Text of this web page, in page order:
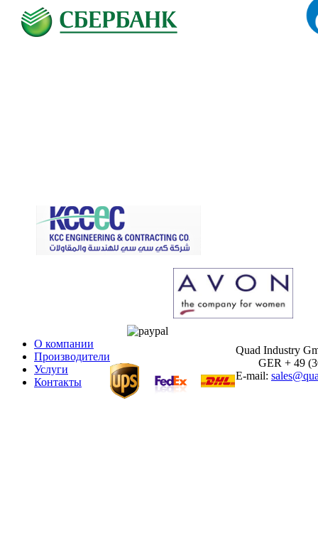
О компании
Производители
Услуги
Контакты
Quad Industry
GER + 49
E-mail: